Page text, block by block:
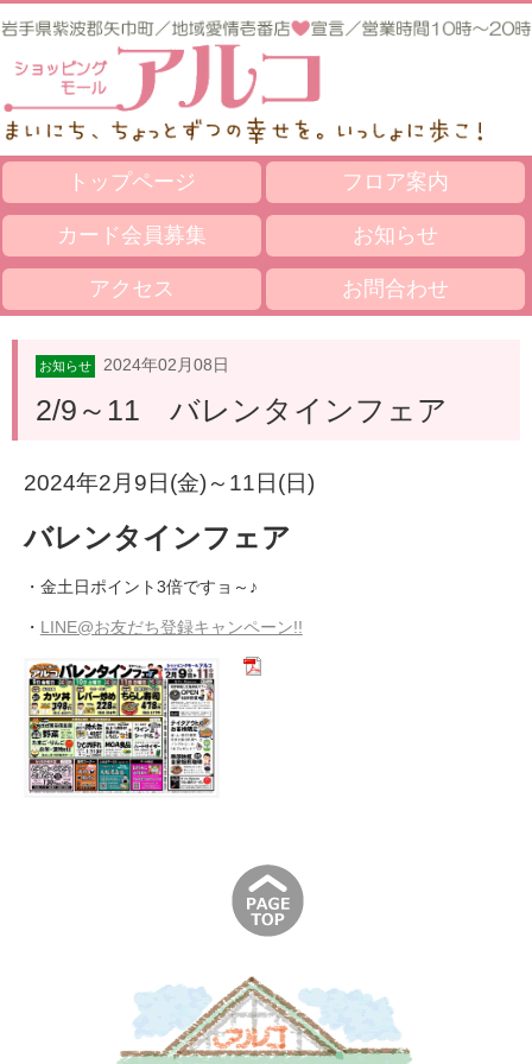
トップページ フロア案内
カード会員募集 お知らせ
アクセス お問合わせ
お知らせ 2024年02月08日
2/9～11 バレンタインフェア
2024年2月9日(金)～11日(日)
バレンタインフェア
・金土日ポイント3倍ですョ～♪
・ LINE@お友だち登録キャンペーン!!